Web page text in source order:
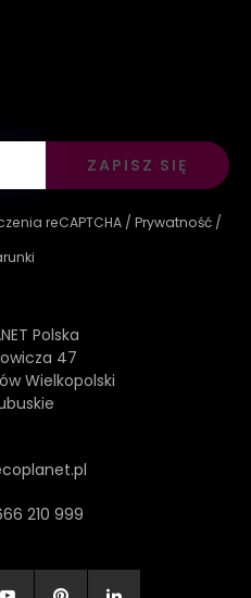
ZAPISZ SIĘ
reCAPTCHA / Prywatność /
Polska
47
Wielkopolski
210 999